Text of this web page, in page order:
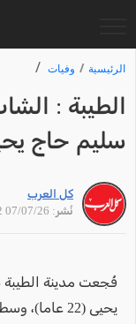
الرئيسية وفيات
الطيبة :
سليم حاج يحيى 22 عامًا في
كل العرب
نُشر: 07/07/26 17:32
فُجعت مدينة
يحيى (22